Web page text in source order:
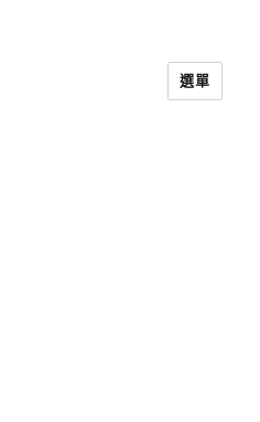
選單